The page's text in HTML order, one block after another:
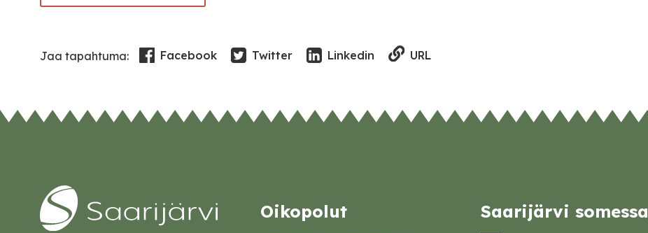
Jaa tapahtuma: Facebook Twitter Linkedin URL
Oikopolut Saarijärvi somessa